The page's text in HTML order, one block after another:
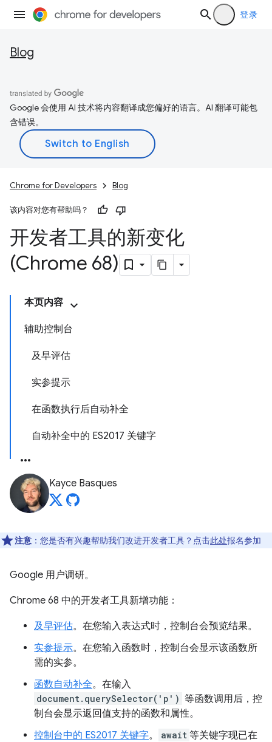
登录
Blog
Google 会使用 AI 技术将内容翻译成您偏好的语言。AI 翻译可能包
含错误。
Chrome for Developers Blog
该内容对您有帮助吗？
开发者工具的新变化
(Chrome 68)
本页内容
辅助控制台
及早评估
实参提示
在函数执行后自动补全
自动补全中的 ES2017 关键字
Kayce Basques
注意 ：您是否有兴趣帮助我们改进开发者工具？点击此处报名参加
Google 用户调研。
Chrome 68 中的开发者工具新增功能：
及早评估。在您输入表达式时，控制台会预览结果。
实参提示。在您输入函数时，控制台会显示该函数所
需的实参。
函数自动补全。在输入
document.querySelector('p') 等函数调用后，控
制台会显示返回值支持的函数和属性。
控制台中的 ES2017 关键字。 await 等关键字现已在